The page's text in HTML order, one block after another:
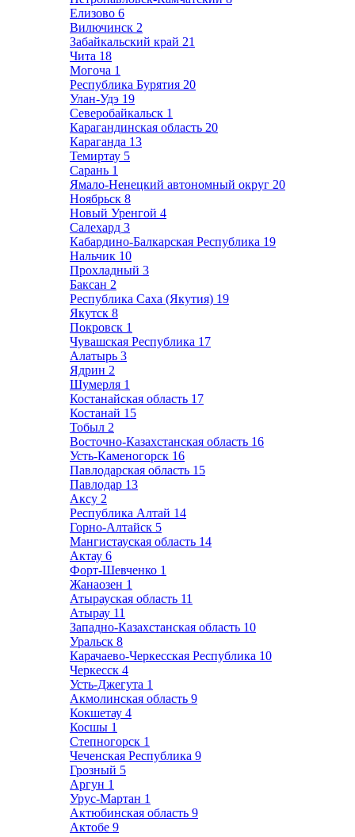
Елизово 6
Вилючинск 2
Забайкальский край 21
Чита 18
Могоча 1
Республика Бурятия 20
Улан-Удэ 19
Северобайкальск 1
Карагандинская область 20
Караганда 13
Темиртау 5
Сарань 1
Ямало-Ненецкий автономный округ 20
Ноябрьск 8
Новый Уренгой 4
Салехард 3
Кабардино-Балкарская Республика 19
Нальчик 10
Прохладный 3
Баксан 2
Республика Саха (Якутия) 19
Якутск 8
Покровск 1
Чувашская Республика 17
Алатырь 3
Ядрин 2
Шумерля 1
Костанайская область 17
Костанай 15
Тобыл 2
Восточно-Казахстанская область 16
Усть-Каменогорск 16
Павлодарская область 15
Павлодар 13
Аксу 2
Республика Алтай 14
Горно-Алтайск 5
Мангистауская область 14
Актау 6
Форт-Шевченко 1
Жанаозен 1
Атырауская область 11
Атырау 11
Западно-Казахстанская область 10
Уральск 8
Карачаево-Черкесская Республика 10
Черкесск 4
Усть-Джегута 1
Акмолинская область 9
Кокшетау 4
Косшы 1
Степногорск 1
Чеченская Республика 9
Грозный 5
Аргун 1
Урус-Мартан 1
Актюбинская область 9
Актобе 9